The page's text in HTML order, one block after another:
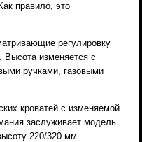
правило, это
регулировку
Высота изменяется с
ручками, газовыми
кроватей с изменяемой
заслуживает модель
220/320 мм.